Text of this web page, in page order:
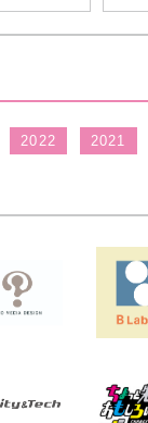
2022 2021